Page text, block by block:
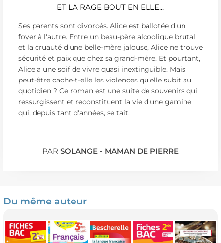
ET LA RAGE BOUT EN ELLE...
Ses parents sont divorcés. Alice est ballotée d'un
foyer à l'autre. Entre un beau-père alcoolique brutal
et la cruauté d'une belle-mère jalouse, Alice ne trouve
sécurité et paix que chez sa grand-mère. Et pourtant,
Alice a une soif de vivre quasi inextinguible. Mais
peut-être cache-t-elle les violences qu'elle subit au
quotidien ? Ce roman est une suite de souvenirs qui
ressurgissent et reconstituent la vie d'une gamine
qui, depuis tant d'années, se tait.
PAR SOLANGE - MAMAN DE PIERRE
Du même auteur